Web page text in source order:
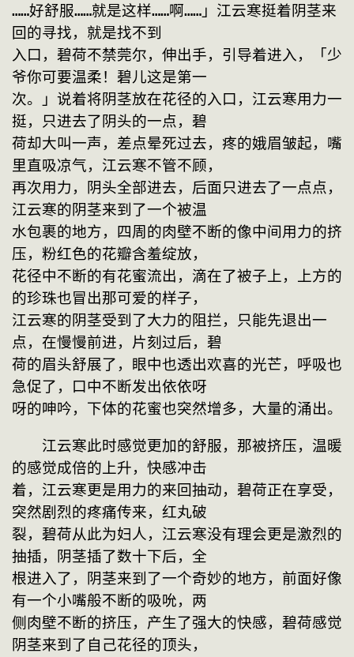
……好舒服……就是这样……啊……」江云寒挺着阴茎来
回的寻找，就是找不到
入口，碧荷不禁莞尔，伸出手，引导着进入，「少
爷你可要温柔！碧儿这是第一
次。」说着将阴茎放在花径的入口，江云寒用力一
挺，只进去了阴头的一点，碧
荷却大叫一声，差点晕死过去，疼的娥眉皱起，嘴
里直吸凉气，江云寒不管不顾，
再次用力，阴头全部进去，后面只进去了一点点，
江云寒的阴茎来到了一个被温
水包裹的地方，四周的肉壁不断的像中间用力的挤
压，粉红色的花瓣含羞绽放，
花径中不断的有花蜜流出，滴在了被子上，上方的
的珍珠也冒出那可爱的样子，
江云寒的阴茎受到了大力的阻拦，只能先退出一
点，在慢慢前进，片刻过后，碧
荷的眉头舒展了，眼中也透出欢喜的光芒，呼吸也
急促了，口中不断发出依依呀
呀的呻吟，下体的花蜜也突然增多，大量的涌出。
江云寒此时感觉更加的舒服，那被挤压，温暖
的感觉成倍的上升，快感冲击
着，江云寒更是用力的来回抽动，碧荷正在享受，
突然剧烈的疼痛传来，红丸破
裂，碧荷从此为妇人，江云寒没有理会更是激烈的
抽插，阴茎插了数十下后，全
根进入了，阴茎来到了一个奇妙的地方，前面好像
有一个小嘴般不断的吸吮，两
侧肉壁不断的挤压，产生了强大的快感，碧荷感觉
阴茎来到了自己花径的顶头，